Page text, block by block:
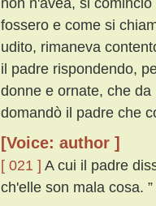
fossero e come si
udito, rimaneva
il padre rispondendo,
donne e ornate, che
domandò il padre che
[Voice: author ]
[ 021 ] A cui il padre
ch'elle son mala cosa. ”